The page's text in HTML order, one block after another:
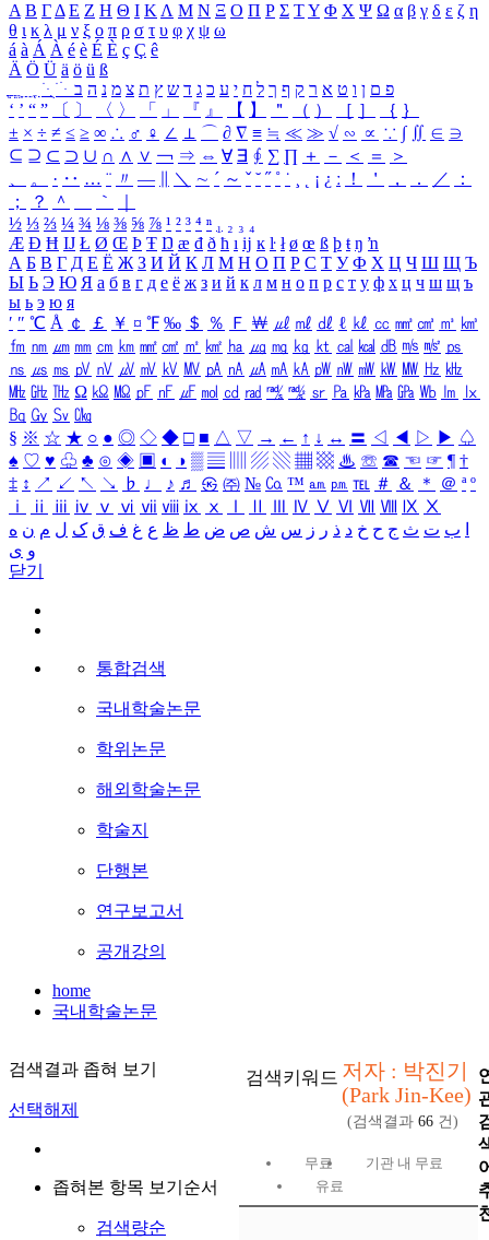
Α Β ΓΔ Ε Ζ Η Θ Ι ΚΛ Μ Ν Ξ Ο Π Ρ Σ ΤΥ Φ Χ Ψ Ω α β γ δ ε ζ η
θ ι κ λ μ ν ξ ο π ρ σ τ υ φ χ ψ ω
á à Á À é è É È ç Ç ê
Ä Ö Ü ä ö ü ß
ִֶֹ ֻּ ׁׂ פ ם ן ו ט א ר ק ף ך ל ח י ע כ ג ד ש ץ ת צ מ נ ה ב
‘ ’ “ ” 〔 〕 〈 〉 「 」 『 』 【 】 ＂ （ ） ［ ］ ｛ ｝
± × ÷ ≠ ≤ ≥ ∞ ∴ ♂ ♀ ∠ ⊥ ⌒ ∂ ∇ ≡ ≒ ≪ ≫ √ ∽ ∝ ∵ ∫ ∬ ∈ ∋
⊆ ⊇ ⊂ ⊃ ∪ ∩ ∧ ∨ ￢ ⇒ ⇔ ∀ ∃ ∮ ∑ ∏ ＋ － ＜ ＝
＞
、
。 · ‥ … ¨ 〃 ― ＼ ∼ ´ ～ ˇ ˘ ˝ ˚ ˙ ¸ ¡ ¿ ː ！ ＇ ， ． ／
：
；
？ ＾ ｀
½ ⅓ ⅔ ¼ ¾ ⅛ ⅜ ⅝ ⅞ ¹ ² ³ ⁴ ⁿ ₁ ₂ ₃ ₄
Æ Ð Ħ Ĳ Ł Ø Œ Þ Ŧ Ŋ æ đ ð ħ ı ĳ ĸ ŀ ł ø œ ß þ ŧ ŋ ŉ
А Б В Г Д Е Ё Ж З И Й К Л М Н О П Р С Т У Ф Х Ц Ч Ш Щ Ъ
Ы Ь Э Ю Я а б в г д е ё ж з и й к л м н о п р с т у ф х ц ч ш щ ъ
ы ь э ю я
′ ″ ℃ Å ￠ ￡ ￥ ¤ ℉ ‰ ＄ ％ Ｆ ￦ ㎕ ㎖ ㎗ ℓ ㎘ ㏄ ㎣ ㎤ ㎥ ㎦
㎙ ㎚ ㎛ ㎜ ㎝ ㎞ ㎟ ㎠ ㎡ ㎢ ㏊ ㎍ ㎎ ㎏ ㏏ ㎈ ㎉ ㏈ ㎧ ㎨ ㎰
㎱ ㎲ ㎳ ㎴ ㎵ ㎶ ㎷ ㎸ ㎹ ㎀ ㎁ ㎂ ㎃ ㎄ ㎺ ㎻ ㎽ ㎾ ㎿ ㎐ ㎑
㎒ ㎓ ㎔ Ω ㏀ ㏁ ㎊ ㎋ ㎌ ㏖ ㏅ ㎭ ㎮ ㎯ ㏛ ㎩ ㎪ ㎫ ㎬ ㏝ ㏐
㏓
㏃ ㏉ ㏜ ㏆
§ ※ ☆ ★ ○ ● ◎ ◇ ◆ □ ■ △ ▽ → ← ↑ ↓ ↔ 〓 ◁ ◀ ▷ ▶ ♤
♠ ♡ ♥ ♧ ♣ ⊙ ◈ ▣ ◐ ◑ ▒ ▤ ▨ ▧ ▦ ▩ ♨ ☏ ☎ ☜ ☞ ¶ †
‡ ↕ ↗ ↙ ↖ ↘ ♭ ♩ ♪ ♬ ㉿ ㈜ № ㏇ ™ ㏂ ㏘ ℡ ＃ ＆ ＊ ＠ ª º
ⅰ
ⅱ ⅲ ⅳ ⅴ ⅵ ⅶ ⅷ ⅸ ⅹ Ⅳ Ⅴ Ⅵ Ⅶ Ⅷ Ⅸ Ⅹ
ب ت ث ج ح خ د ذ ر ز س ش ص ض ط ظ ع غ ف ق ک ل م ن ه
و ی
닫기
통합검색
국내학술논문
학위논문
해외학술논문
학술지
단행본
연구보고서
공개강의
home
국내학술논문
검색결과 좁혀 보기
선택해제
좁혀본 항목 보기순서
검색량순
검색키워드 저자 : 박진기
(Park Jin-Kee)
(검색결과 66 건)
무료
기관 내 무료
유료